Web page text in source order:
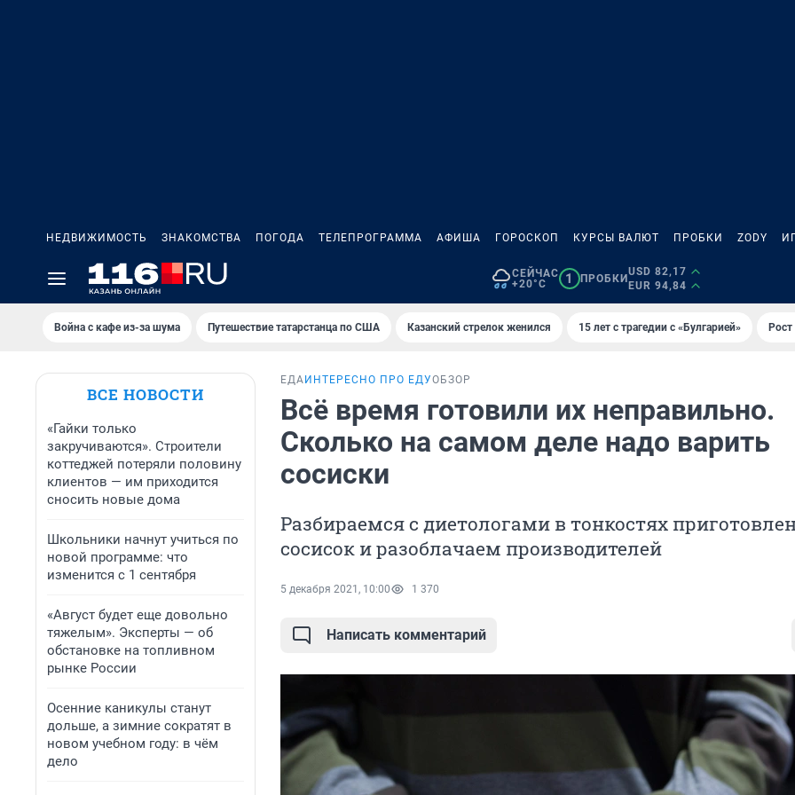
НЕДВИЖИМОСТЬ ЗНАКОМСТВА ПОГОДА ТЕЛЕПРОГРАММА АФИША ГОРОСКОП КУРСЫ ВАЛЮТ ПРОБКИ ZODY
СЕЙЧАС
+20°C
1 ПРОБКИ
USD 82,17
EUR 94,84
Война с кафе из-за шума Путешествие татарстанца по США Казанский стрелок женился 15 лет с трагедии с «Булгарией»
ВСЕ НОВОСТИ
«Гайки только
закручиваются». Строители
коттеджей потеряли половину
клиентов — им приходится
сносить новые дома
Школьники начнут учиться по
новой программе: что
изменится с 1 сентября
«Август будет еще довольно
тяжелым». Эксперты — об
обстановке на топливном
рынке России
Осенние каникулы станут
дольше, а зимние сократят в
новом учебном году: в чём
дело
ЕДА ИНТЕРЕСНО ПРО ЕДУОБЗОР
Всё время готовили их неправильно.
Сколько на самом деле надо варить
сосиски
Разбираемся с диетологами в тонкостях
сосисок и разоблачаем производителей
5 декабря 2021, 10:00 1 370
Написать комментарий